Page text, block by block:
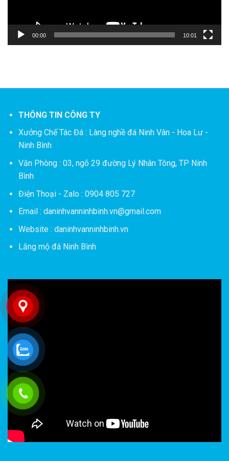
00:00 10:01
THÔNG TIN CÔNG TY
Xưởng Chế Tác Đá : Làng nghề đá Ninh Vân - Hoa Lư -
Ninh Bình
Văn Phòng : 03, ngõ 29 đường Lý Nhân Tông, TP Ninh
Bình
Điện Thoại - Zalo : 0904 805 727
Email : daninhvanninhbinh.vn@gmail.com
Website : daninhvanninhbinh.vn
Lăng mộ đá Ninh Bình